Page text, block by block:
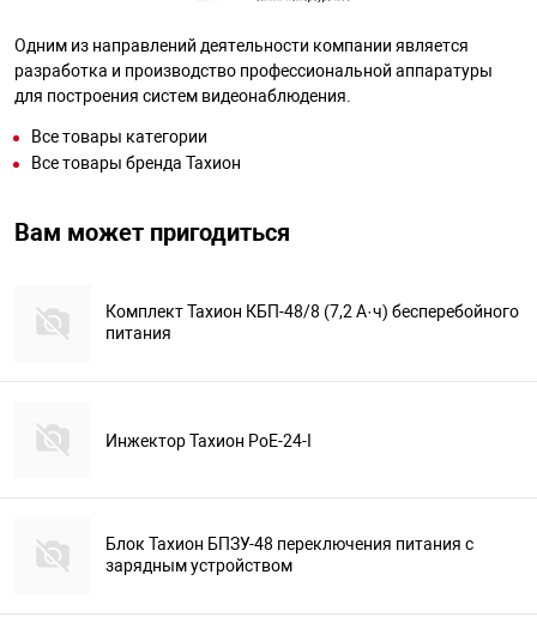
Одним из направлений деятельности компании является
разработка и производство профессиональной аппаратуры
для построения систем видеонаблюдения.
Все товары категории
Все товары бренда Тахион
Вам может пригодиться
Комплект Тахион КБП-48/8 (7,2 А·ч) бесперебойного
питания
Инжектор Тахион PoE-24-I
Блок Тахион БПЗУ-48 переключения питания с
зарядным устройством